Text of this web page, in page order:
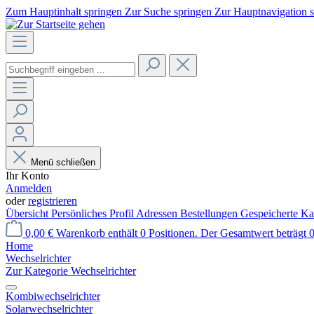
Zum Hauptinhalt springen Zur Suche springen Zur Hauptnavigation
Menü schließen
Ihr Konto
Anmelden
oderregistrieren
Übersicht Persönliches Profil Adressen Bestellungen Gespeicherte
0,00 € Warenkorb enthält 0 Positionen. Der Gesamtwert beträgt
Home
Wechselrichter
Zur Kategorie Wechselrichter
Kombiwechselrichter
Solarwechselrichter